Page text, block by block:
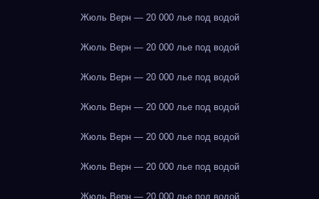
Жюль Верн — 20 000 лье под водой
Жюль Верн — 20 000 лье под водой
Жюль Верн — 20 000 лье под водой
Жюль Верн — 20 000 лье под водой
Жюль Верн — 20 000 лье под водой
Жюль Верн — 20 000 лье под водой
Жюль Верн — 20 000 лье под водой